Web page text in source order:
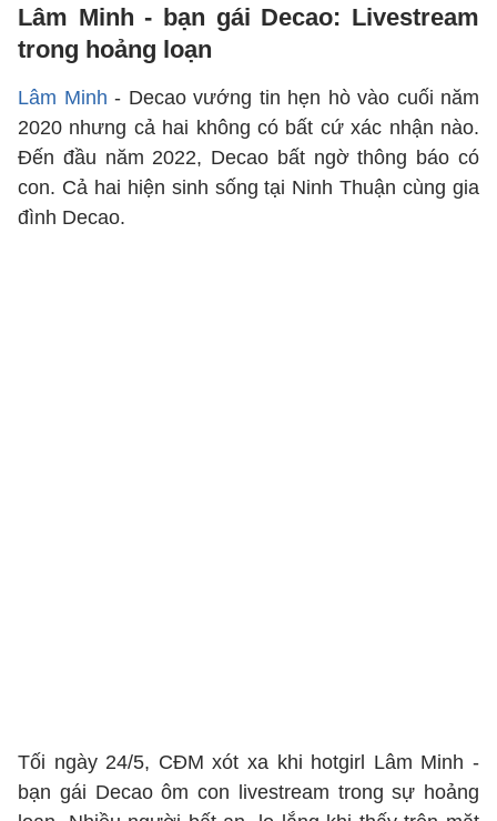
Lâm Minh - bạn gái Decao: Livestream
trong hoảng loạn
Lâm Minh - Decao vướng tin hẹn hò vào cuối năm
2020 nhưng cả hai không có bất cứ xác nhận nào.
Đến đầu năm 2022, Decao bất ngờ thông báo có
con. Cả hai hiện sinh sống tại Ninh Thuận cùng gia
đình Decao.
Tối ngày 24/5, CĐM xót xa khi hotgirl Lâm Minh -
bạn gái Decao ôm con livestream trong sự hoảng